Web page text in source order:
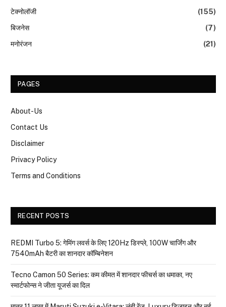
टेक्नोलॉजी
(155)
बिजनेस
(7)
मनोरंजन
(21)
PAGES
About-Us
Contact Us
Disclaimer
Privacy Policy
Terms and Conditions
RECENT POSTS
REDMI Turbo 5: गेमिंग लवर्स के लिए 120Hz डिस्प्ले, 100W चार्जिंग और
7540mAh बैटरी का शानदार कॉम्बिनेशन
Tecno Camon 50 Series: कम कीमत में शानदार फीचर्स का धमाका, नए
स्मार्टफोन्स ने जीता यूजर्स का दिल